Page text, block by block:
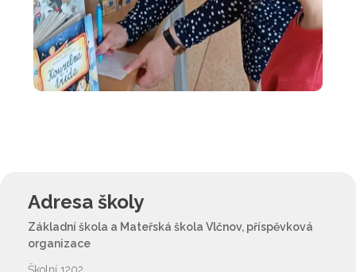
Adresa školy
Základní škola a Mateřská škola Vlčnov, příspěvková
organizace